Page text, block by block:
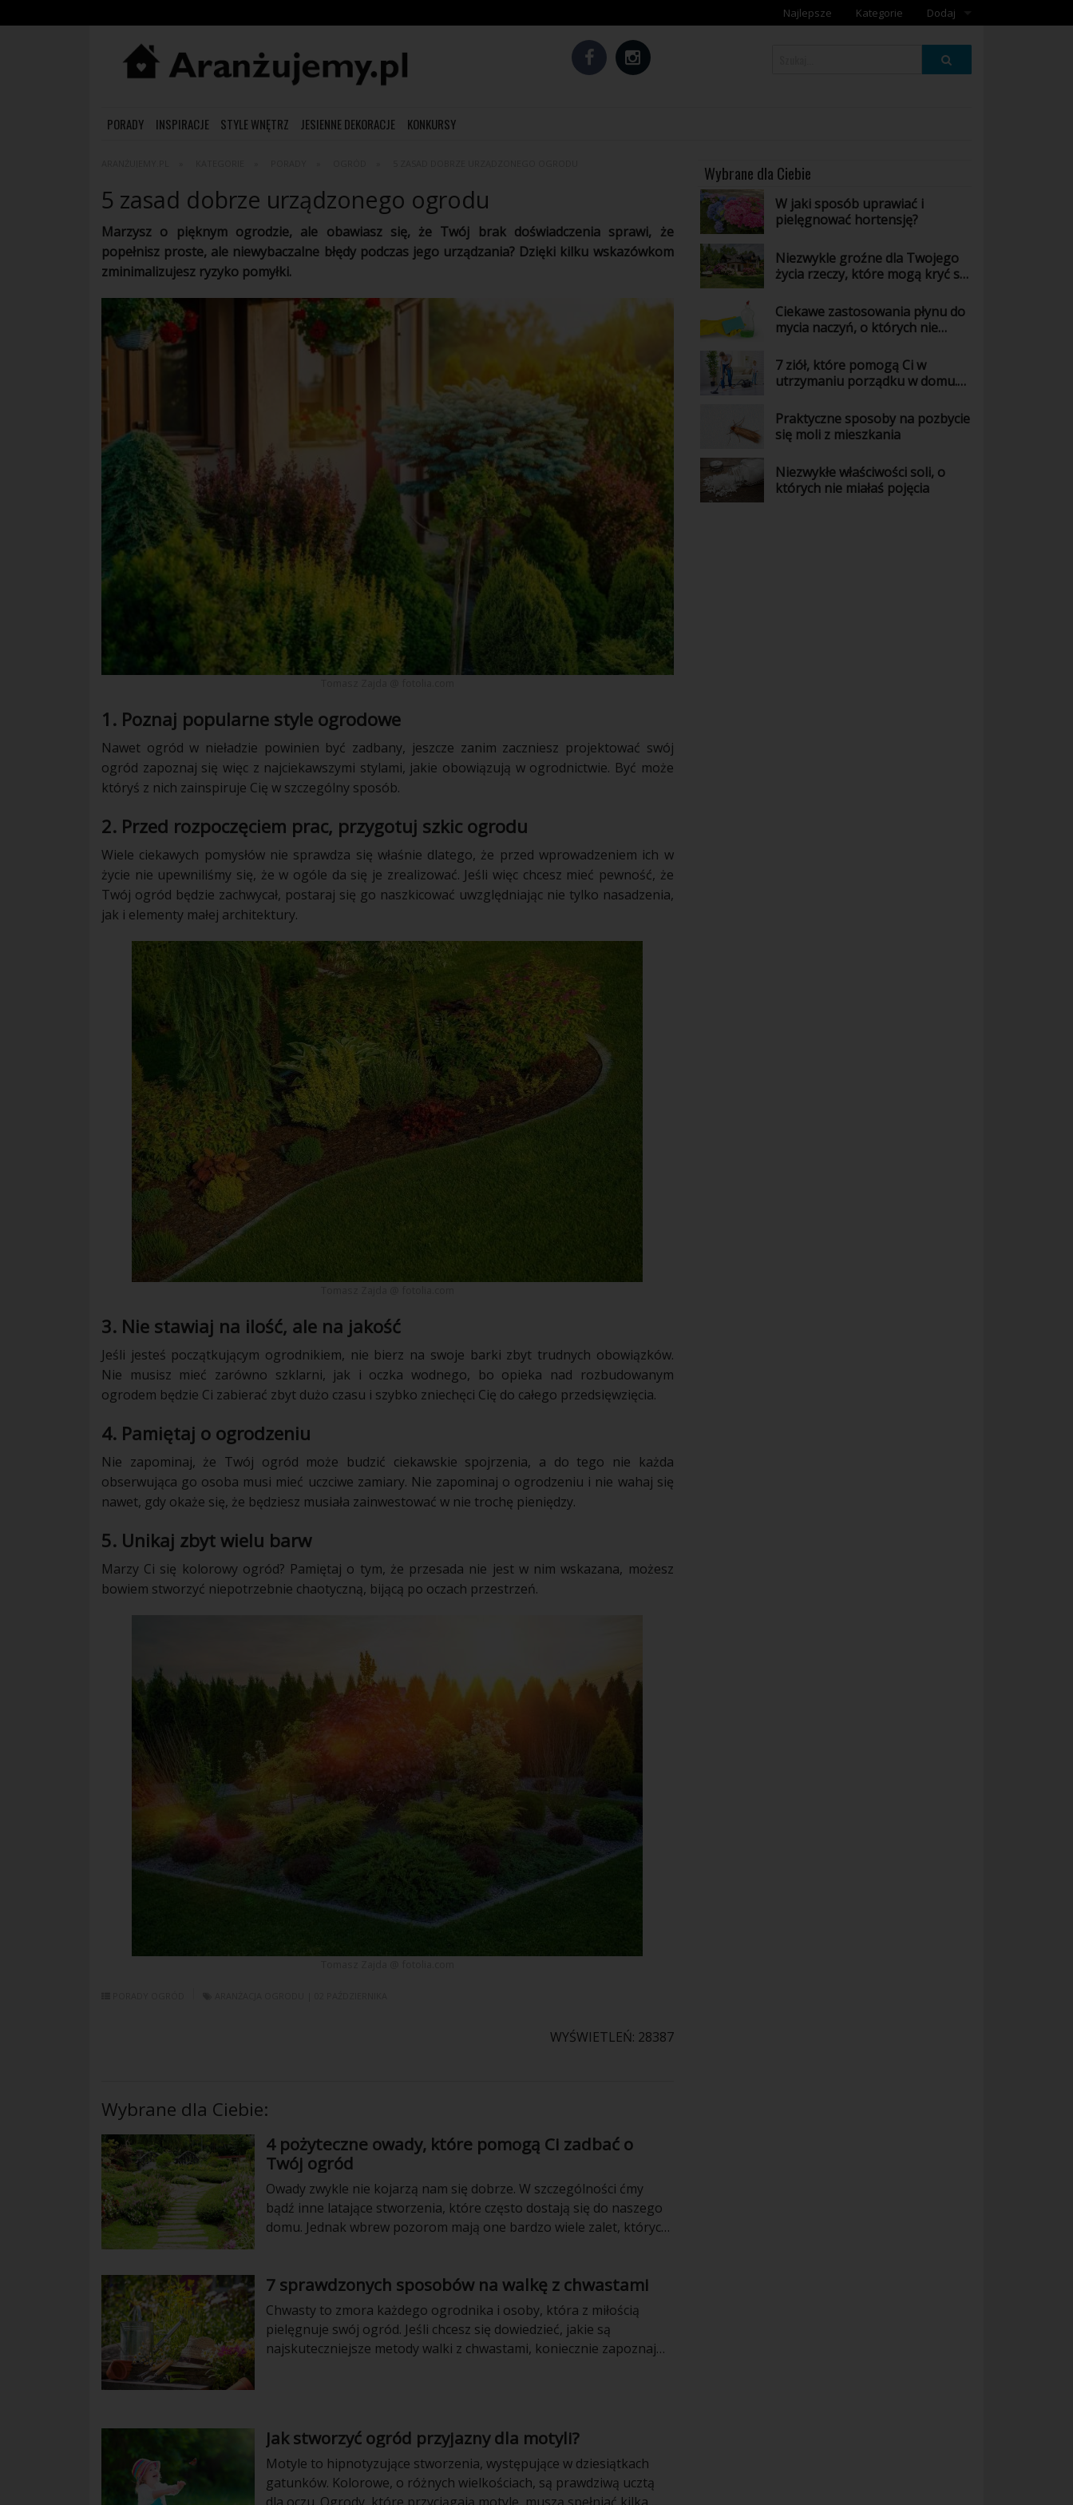
Najlepsze Kategorie
Dodaj
Dodaj artykuł
PORADY INSPIRACJE STYLE WNĘTRZ JESIENNE DEKORACJE KONKURSY
5 zasad dobrze urządzonego ogrodu
Marzysz o pięknym ogrodzie, ale obawiasz się, że Twój brak doświadczenia sprawi, że
popełnisz proste, ale niewybaczalne błędy podczas jego urządzania? Dzięki kilku wskazówkom
zminimalizujesz ryzyko pomyłki.
1. Poznaj popularne style ogrodowe
Nawet ogród w nieładzie powinien być zadbany, jeszcze zanim zaczniesz projektować swój
ogród zapoznaj się więc z najciekawszymi stylami, jakie obowiązują w ogrodnictwie. Być może
któryś z nich zainspiruje Cię w szczególny sposób.
2. Przed rozpoczęciem prac, przygotuj szkic ogrodu
Wiele ciekawych pomysłów nie sprawdza się właśnie dlatego, że przed wprowadzeniem ich w
życie nie upewniliśmy się, że w ogóle da się je zrealizować. Jeśli więc chcesz mieć pewność, że
Twój ogród będzie zachwycał, postaraj się go naszkicować uwzględniając nie tylko nasadzenia,
jak i elementy małej architektury.
3. Nie stawiaj na ilość, ale na jakość
Jeśli jesteś początkującym ogrodnikiem, nie bierz na swoje barki zbyt trudnych obowiązków.
Nie musisz mieć zarówno szklarni, jak i oczka wodnego, bo opieka nad rozbudowanym
ogrodem będzie Ci zabierać zbyt dużo czasu i szybko zniechęci Cię do całego przedsięwzięcia.
4. Pamiętaj o ogrodzeniu
Nie zapominaj, że Twój ogród może budzić ciekawskie spojrzenia, a do tego nie każda
obserwująca go osoba musi mieć uczciwe zamiary. Nie zapominaj o ogrodzeniu i nie wahaj się
nawet, gdy okaże się, że będziesz musiała zainwestować w nie trochę pieniędzy.
5. Unikaj zbyt wielu barw
Marzy Ci się kolorowy ogród? Pamiętaj o tym, że przesada nie jest w nim wskazana, możesz
bowiem stworzyć niepotrzebnie chaotyczną, bijącą po oczach przestrzeń.
WYŚWIETLEŃ: 28387
Wybrane dla Ciebie:
4 pożyteczne owady, które pomogą Ci zadbać o
Twój ogród
Owady zwykle nie kojarzą nam się dobrze. W szczególności ćmy
bądź inne latające stworzenia, które często dostają się do naszego
domu. Jednak wbrew pozorom mają one bardzo wiele zalet, których
7 sprawdzonych sposobów na walkę z chwastami
Chwasty to zmora każdego ogrodnika i osoby, która z miłością
pielęgnuje swój ogród. Jeśli chcesz się dowiedzieć, jakie są
najskuteczniejsze metody walki z chwastami, koniecznie zapoznaj
Jak stworzyć ogród przyjazny dla motyli?
Motyle to hipnotyzujące stworzenia, występujące w dziesiątkach
gatunków. Kolorowe, o różnych wielkościach, są prawdziwą ucztą
Wybrane dla Ciebie
W jaki sposób uprawiać i
pielęgnować hortensję?
Niezwykle groźne dla Twojego
życia rzeczy, które mogą kryć się
Ciekawe zastosowania płynu do
mycia naczyń, o których nie
7 ziół, które pomogą Ci w
utrzymaniu porządku w domu.
Praktyczne sposoby na pozbycie
się moli z mieszkania
Niezwykłe właściwości soli, o
których nie miałaś pojęcia